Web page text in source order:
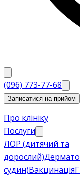
(096) 773-77-68
Записатися на прийом
Про клініку
Послуги
ЛОР (дитячий та
дорослий)
судин)Вакцинація